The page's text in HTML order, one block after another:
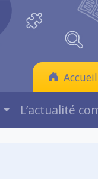
Accueil
L’actualité